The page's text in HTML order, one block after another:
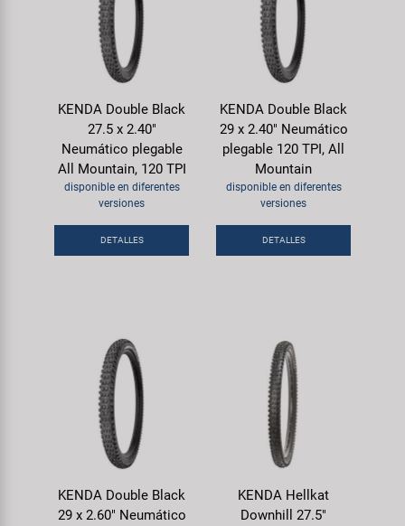
KENDA Double Black
27.5 x 2.40"
Neumático plegable
All Mountain, 120 TPI
disponible en diferentes
versiones
DETALLES
KENDA Double Black
29 x 2.40" Neumático
plegable 120 TPI, All
Mountain
disponible en diferentes
versiones
DETALLES
KENDA Double Black
29 x 2.60" Neumático
KENDA Hellkat
Downhill 27.5"